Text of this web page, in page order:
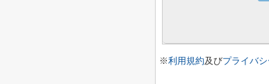
※利用規約及びプライバ